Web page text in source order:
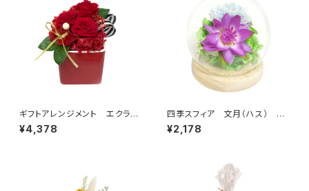
ギフトアレンジメント エクラ
ン レッド HB34610
¥4,378
四季スフィア 文月（ハス） C3
8307
¥2,178